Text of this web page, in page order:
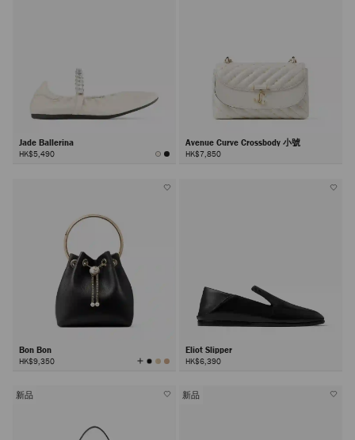
Jade Ballerina
HK$5,490
Avenue Curve Crossbody 小號
HK$7,850
Bon Bon
HK$9,350 查
看
Eliot Slipper
HK$6,390
新品 新品